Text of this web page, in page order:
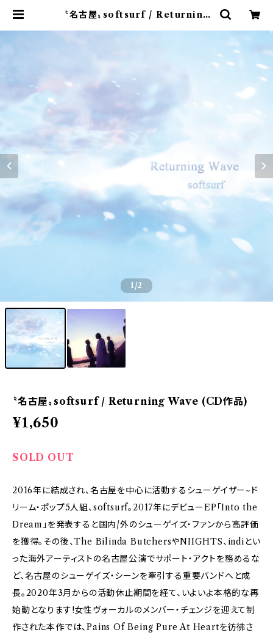
〝名古屋〟softsurf / Returning
o
1/2
〝名古屋〟softsurf / Returning Wave (CD作品)
¥1,650
SOLD OUT
2016年に結成され、名古屋を中心に活動するシューゲイザー~ド
リーム・ポップ5人組、softsurf。2017年にデビューEP「Into the
Dream」を発表すると国内/外のシューゲイズ・ファンから高評価
を獲得。その後、The Bilinda ButchersやNIIGHTS、indiとい
った海外アーティストの名古屋公演でサポート・アクトを務めるな
ど、名古屋のシューゲイズ・シーンを牽引する重要バンドへと成
長。2020年3月からの活動休止期間を経て、いよいよ本格的な再
始動となります!女性ヴォーカルのメンバー・チェンジを迎えて制
作された本作では、Pains Of Being Pure At Heartを彷彿さ